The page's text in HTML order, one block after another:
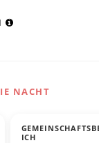
NACHT
ICH